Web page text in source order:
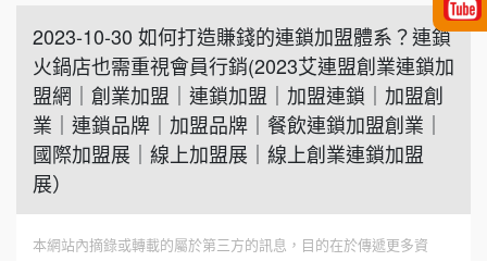
2023-10-30 如何打造賺錢的連鎖加盟體系？連鎖
火鍋店也需重視會員行銷(2023艾連盟創業連鎖加
盟網｜創業加盟｜連鎖加盟｜加盟連鎖｜加盟創
業｜連鎖品牌｜加盟品牌｜餐飲連鎖加盟創業｜
國際加盟展｜線上加盟展｜線上創業連鎖加盟
展）
本網站內摘錄或轉載的屬於第三方的訊息，目的在於傳遞更多資